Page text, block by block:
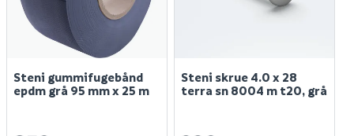
Steni gummifugebånd
epdm grå 95 mm x 25 m
Steni skrue 4.0 x 28
terra sn 8004 m t20, grå